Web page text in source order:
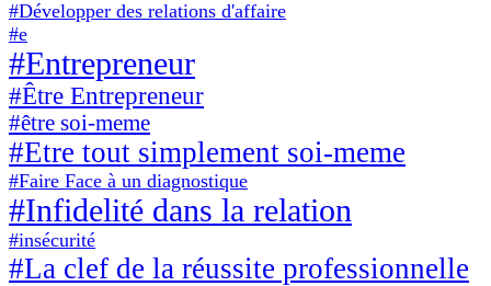
#Développer des relations d'affaire
#e
#Entrepreneur
#Être Entrepreneur
#être soi-meme
#Etre tout simplement soi-meme
#Faire Face à un diagnostique
#Infidelité dans la relation
#insécurité
#La clef de la réussite professionnelle